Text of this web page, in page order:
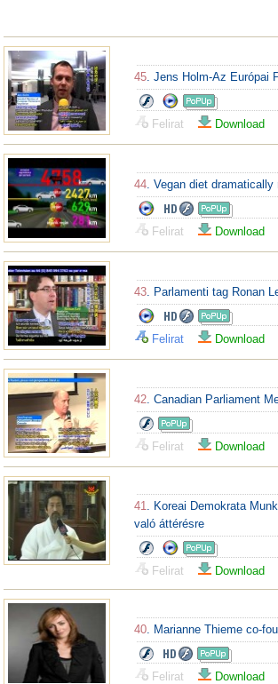
45. Jens Holm-Az Európai
Felirat Download
44. Vegan diet
Felirat Download
43. Parlamenti tag Ronan
Felirat Download
42. Canadian Parliament
Felirat Download
41. Koreai Demokrata
való áttérésre
Felirat Download
40. Marianne Thieme co-
Felirat Download